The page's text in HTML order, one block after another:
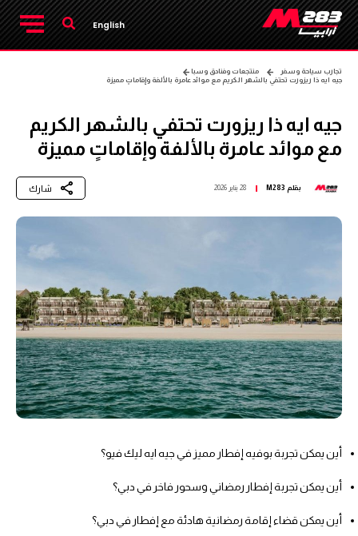
English
تجارب سياحة وسفر
منتجعات وفنادق وسبا
جيه ايه ذا ريزورت تحتفي بالشهر الكريم مع موائد عامرة بالألفة وإقاماتٍ مميزة
جيه ايه ذا ريزورت تحتفي بالشهر الكريم
مع موائد عامرة بالألفة وإقاماتٍ مميزة
بقلم M283 28 يناير 2026 شارك
أين يمكن تجربة بوفيه إفطار مميز في جيه ايه ليك فيو؟
أين يمكن تجربة إفطار رمضاني وسحور فاخر في دبي؟
أين يمكن قضاء إقامة رمضانية هادئة مع إفطار في دبي؟